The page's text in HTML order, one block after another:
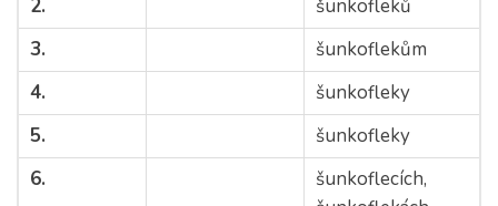
2.
šunkofleků
3.
šunkoflekům
4.
šunkofleky
5.
šunkofleky
6.
šunkoflecích,